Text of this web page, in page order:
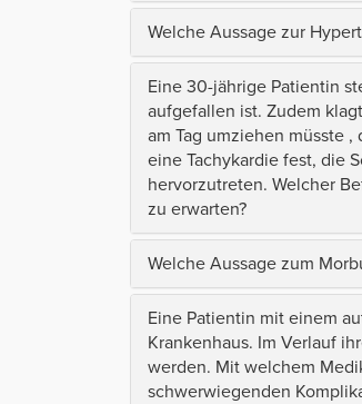
Welche Aussage zur
Eine 30-jährige Patientin
aufgefallen ist. Zudem
am Tag umziehen müsste
eine Tachykardie fest, die
hervorzutreten. Welcher
zu erwarten?
Welche Aussage zum
Eine Patientin mit einem
Krankenhaus. Im Verlauf
werden. Mit welchem
schwerwiegenden